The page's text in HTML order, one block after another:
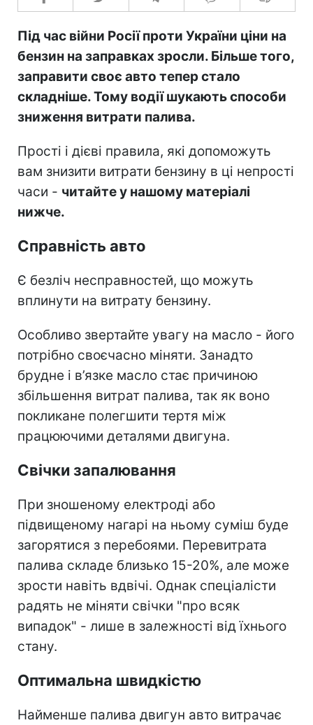
Під час війни Росії проти України ціни на
бензин на заправках зросли. Більше того,
заправити своє авто тепер стало
складніше. Тому водії шукають способи
зниження витрати палива.
Прості і дієві правила, які допоможуть
вам знизити витрати бензину в ці непрості
часи - читайте у нашому матеріалі
нижче.
Справність авто
Є безліч несправностей, що можуть
вплинути на витрату бензину.
Особливо звертайте увагу на масло - його
потрібно своєчасно міняти. Занадто
брудне і в’язке масло стає причиною
збільшення витрат палива, так як воно
покликане полегшити тертя між
працюючими деталями двигуна.
Свічки запалювання
При зношеному електроді або
підвищеному нагарі на ньому суміш буде
загорятися з перебоями. Перевитрата
палива складе близько 15-20%, але може
зрости навіть вдвічі. Однак спеціалісти
радять не міняти свічки "про всяк
випадок" - лише в залежності від їхнього
стану.
Оптимальна швидкістю
Найменше палива двигун авто витрачає